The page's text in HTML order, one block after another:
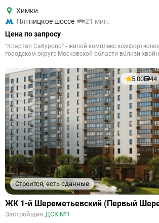
Химки
Пятницкое шоссе
21 мин.
Цена по запросу
“Квартал Сабурово” - жилой комплекс комфорт-
городском округе Московской области вблизи
Строится, есть сданные
5.00 44
ЖК 1-й Шереметьевский (Первый
Застройщик ДСК №1